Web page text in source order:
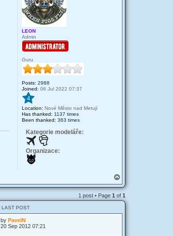
LEON
Admin
Guru
Posts: 2988
Joined: 06 Jul 2022 07:37
4
Location: Nové Město nad Metují
Has thanked: 1137 times
Been thanked: 363 times
Kategorie modeláře:
Organizace:
o
p
1 post • Page 1 of 1
LAST POST
by PavelN
20 Sep 2012 07:21